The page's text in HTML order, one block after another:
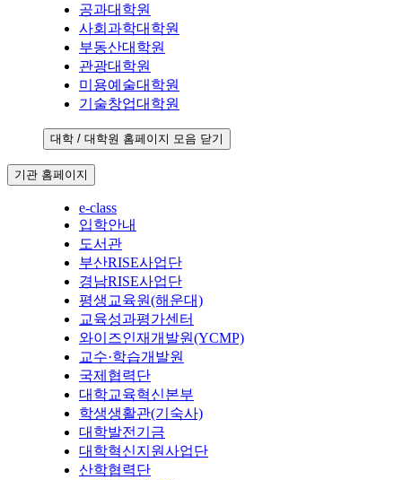
공과대학원
사회과학대학원
부동산대학원
관광대학원
미용예술대학원
기술창업대학원
대학 / 대학원 홈페이지 모음 닫기
기관 홈페이지
e-class
입학안내
도서관
부산RISE사업단
경남RISE사업단
평생교육원(해운대)
교육성과평가센터
와이즈인재개발원(YCMP)
교수·학습개발원
국제협력단
대학교육혁신본부
학생생활관(기숙사)
대학발전기금
대학혁신지원사업단
산학협력단